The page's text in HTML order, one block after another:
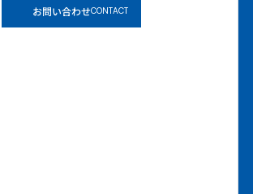
お問い合わせCONTACT